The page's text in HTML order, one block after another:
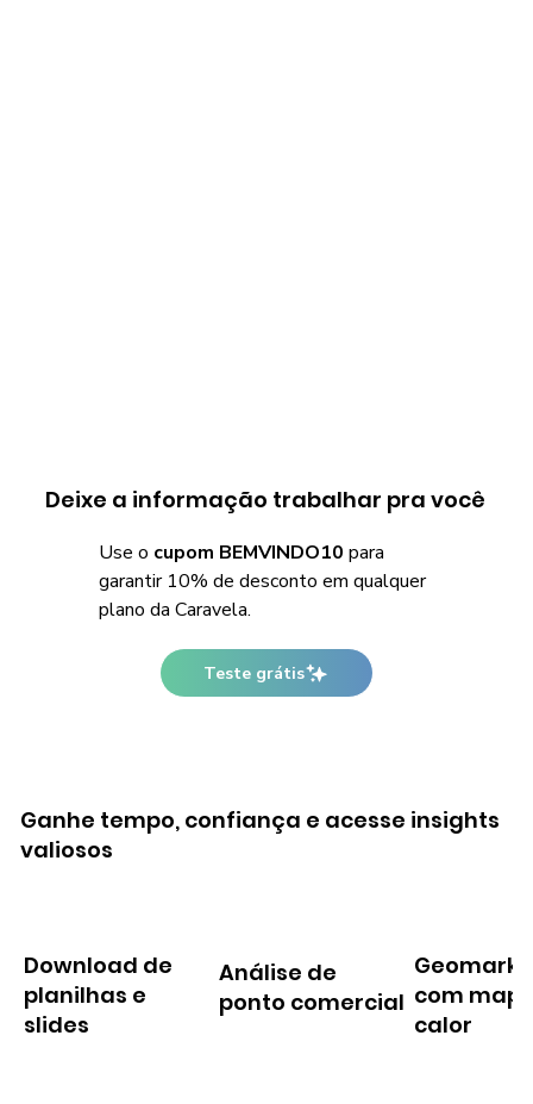
Deixe a informação trabalhar pra você
Use o cupom BEMVINDO10 para
garantir 10% de desconto em qualquer
plano da Caravela.
Teste grátis
Download de
planilhas e
slides
Análise de
ponto comercial com
calor
Ganhe tempo, confiança e acesse insights
valiosos